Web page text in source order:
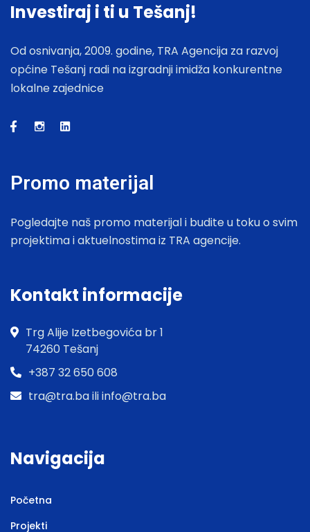
Investiraj i ti u Tešanj!
Od osnivanja, 2009. godine, TRA Agencija za razvoj
općine Tešanj radi na izgradnji imidža konkurentne
lokalne zajednice
Promo materijal
Pogledajte naš promo materijal i budite u toku o svim
projektima i aktuelnostima iz TRA agencije.
Kontakt informacije
Trg Alije Izetbegovića br 1
74260 Tešanj
+387 32 650 608
tra@tra.ba ili info@tra.ba
Navigacija
Početna
Projekti